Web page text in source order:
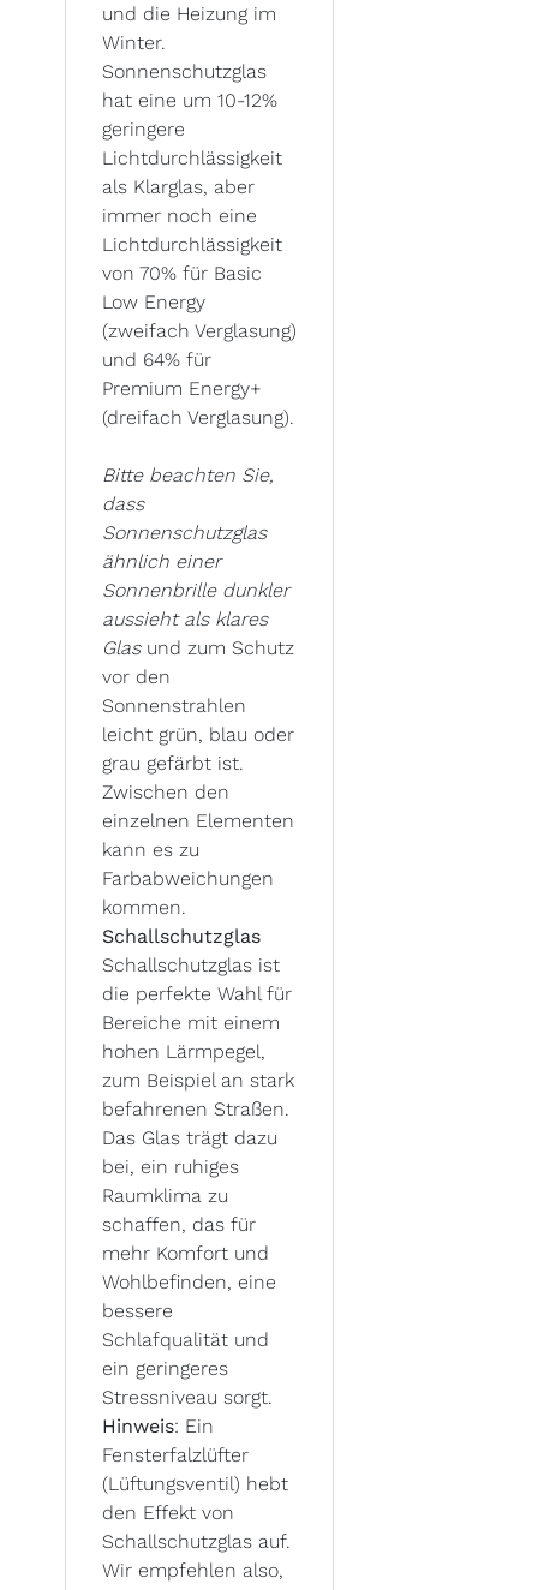
und die Heizung im
Winter.
Sonnenschutzglas
hat eine um 10-12%
geringere
Lichtdurchlässigkeit
als Klarglas, aber
immer noch eine
Lichtdurchlässigkeit
von 70% für Basic
Low Energy
(zweifach Verglasung)
und 64% für
Premium Energy+
(dreifach Verglasung).
Bitte beachten Sie,
dass
Sonnenschutzglas
ähnlich einer
Sonnenbrille dunkler
aussieht als klares
Glasund zum Schutz
vor den
Sonnenstrahlen
leicht grün, blau oder
grau gefärbt ist.
Zwischen den
einzelnen Elementen
kann es zu
Farbabweichungen
kommen.
Schallschutzglas
Schallschutzglas ist
die perfekte Wahl für
Bereiche mit einem
hohen Lärmpegel,
zum Beispiel an stark
befahrenen Straßen.
Das Glas trägt dazu
bei, ein ruhiges
Raumklima zu
schaffen, das für
mehr Komfort und
Wohlbefinden, eine
bessere
Schlafqualität und
ein geringeres
Stressniveau sorgt.
Hinweis: Ein
Fensterfalzlüfter
(Lüftungsventil) hebt
den Effekt von
Schallschutzglas auf.
Wir empfehlen also,